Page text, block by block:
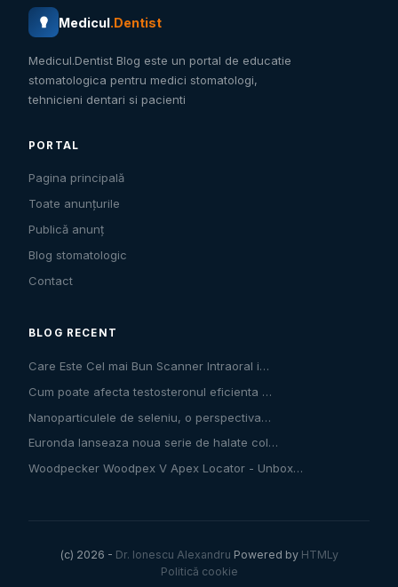
Medicul.Dentist
Medicul.Dentist Blog este un portal de educatie
stomatologica pentru medici stomatologi,
tehnicieni dentari si pacienti
PORTAL
Pagina principală
Toate anunțurile
Publică anunț
Blog stomatologic
Contact
BLOG RECENT
Care Este Cel mai Bun Scanner Intraoral i…
Cum poate afecta testosteronul eficienta …
Nanoparticulele de seleniu, o perspectiva…
Euronda lanseaza noua serie de halate col…
Woodpecker Woodpex V Apex Locator - Unbox…
(c) 2026 - Dr. Ionescu Alexandru Powered by HTMLy
Politică cookie